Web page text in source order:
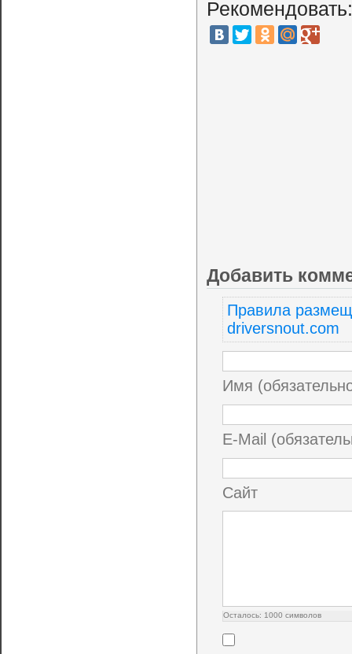
Добавить
Правила
driversnout.com
Имя
E-Mail
Сайт
Осталось: 1000 символов